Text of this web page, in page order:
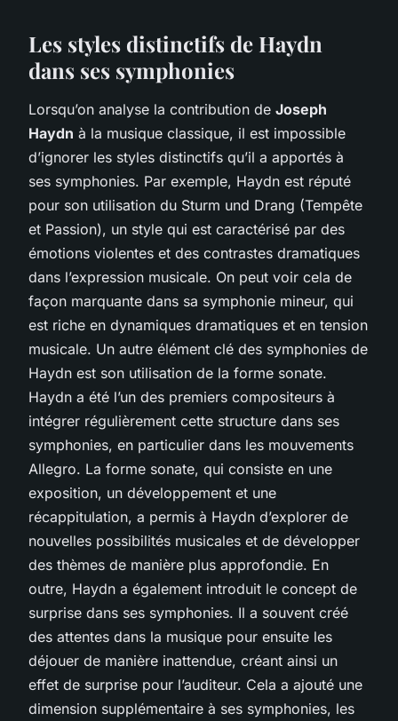
Les styles distinctifs de Haydn
dans ses symphonies
Lorsqu’on analyse la contribution de Joseph
Haydn à la musique classique, il est impossible
d’ignorer les styles distinctifs qu’il a apportés à
ses symphonies. Par exemple, Haydn est réputé
pour son utilisation du Sturm und Drang (Tempête
et Passion), un style qui est caractérisé par des
émotions violentes et des contrastes dramatiques
dans l’expression musicale. On peut voir cela de
façon marquante dans sa symphonie mineur, qui
est riche en dynamiques dramatiques et en tension
musicale. Un autre élément clé des symphonies de
Haydn est son utilisation de la forme sonate.
Haydn a été l’un des premiers compositeurs à
intégrer régulièrement cette structure dans ses
symphonies, en particulier dans les mouvements
Allegro. La forme sonate, qui consiste en une
exposition, un développement et une
récappitulation, a permis à Haydn d’explorer de
nouvelles possibilités musicales et de développer
des thèmes de manière plus approfondie. En
outre, Haydn a également introduit le concept de
surprise dans ses symphonies. Il a souvent créé
des attentes dans la musique pour ensuite les
déjouer de manière inattendue, créant ainsi un
effet de surprise pour l’auditeur. Cela a ajouté une
dimension supplémentaire à ses symphonies, les